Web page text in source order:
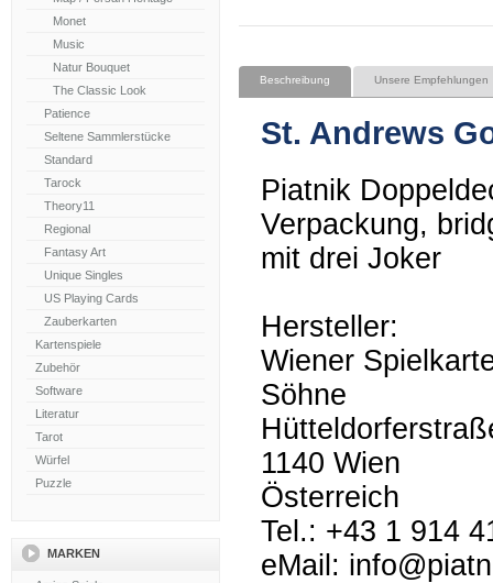
Monet
Music
Natur Bouquet
The Classic Look
Patience
Seltene Sammlerstücke
Standard
Tarock
Theory11
Regional
Fantasy Art
Unique Singles
US Playing Cards
Zauberkarten
Kartenspiele
Zubehör
Software
Literatur
Tarot
Würfel
Puzzle
MARKEN
Beschreibung Unsere Empfehlungen
St. Andrews
Piatnik
Verpackung,
mit drei Joker
Hersteller:
Wiener
Söhne
1140 Wien
Österreich
Tel.: +43 1 914
eMail: